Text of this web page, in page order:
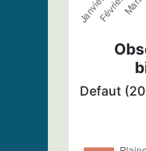
Defaut